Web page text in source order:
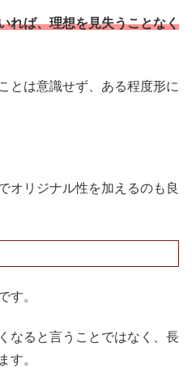
れば、理想を見失うことなく
とは意識せず、ある程度形に
オリジナル性を加えるのも良
す。
なると言うことではなく、長
す。